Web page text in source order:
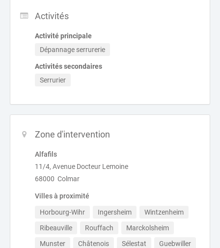
Activités
Activité principale
Dépannage serrurerie
Activités secondaires
Serrurier
Zone d'intervention
Alfafils
11/4, Avenue Docteur Lemoine
68000 Colmar
Villes à proximité
Horbourg-Wihr Ingersheim
Wintzenheim
Ribeauville
Rouffach
Marckolsheim
Munster
Châtenois Sélestat
Guebwiller